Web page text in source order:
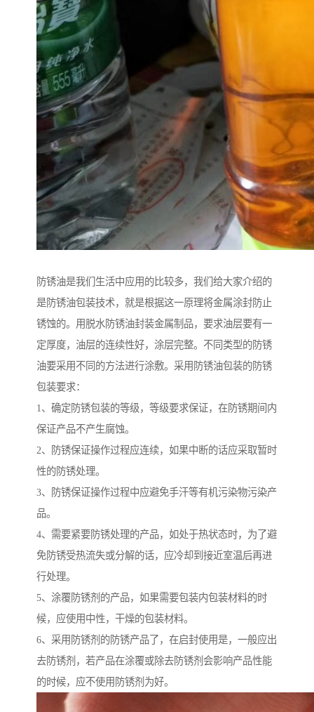
防锈油是我们生活中应用的比较多，我们给大家介绍的
是防锈油包装技术，就是根据这一原理将金属涂封防止
锈蚀的。用脱水防锈油封装金属制品，要求油层要有一
定厚度，油层的连续性好，涂层完整。不同类型的防锈
油要采用不同的方法进行涂敷。采用防锈油包装的防锈
包装要求：
1、确定防锈包装的等级，等级要求保证，在防锈期间内
保证产品不产生腐蚀。
2、防锈保证操作过程应连续，如果中断的话应采取暂时
性的防锈处理。
3、防锈保证操作过程中应避免手汗等有机污染物污染产
品。
4、需要紧要防锈处理的产品，如处于热状态时，为了避
免防锈受热流失或分解的话，应冷却到接近室温后再进
行处理。
5、涂覆防锈剂的产品，如果需要包装内包装材料的时
候，应使用中性，干燥的包装材料。
6、采用防锈剂的防锈产品了，在启封使用是，一般应出
去防锈剂，若产品在涂覆或除去防锈剂会影响产品性能
的时候，应不使用防锈剂为好。